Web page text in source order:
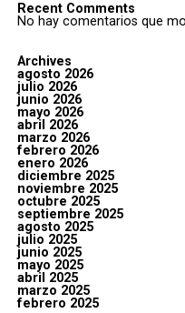
Recent Comments
No hay comentarios que
Archives
agosto 2026
julio 2026
junio 2026
mayo 2026
abril 2026
marzo 2026
febrero 2026
enero 2026
diciembre 2025
noviembre 2025
octubre 2025
septiembre 2025
agosto 2025
julio 2025
junio 2025
mayo 2025
abril 2025
marzo 2025
febrero 2025